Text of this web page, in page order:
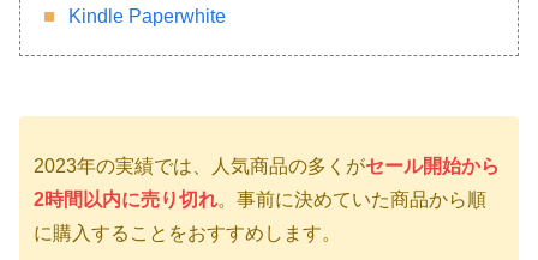
Kindle Paperwhite
2023年の実績では、人気商品の多くがセール開始から
2時間以内に売り切れ。事前に決めていた商品から順
に購入することをおすすめします。